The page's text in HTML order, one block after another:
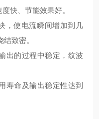
快、节能效果好。
，使电流瞬间增加到几
致密。
出的过程中稳定，纹波
寿命及输出稳定性达到